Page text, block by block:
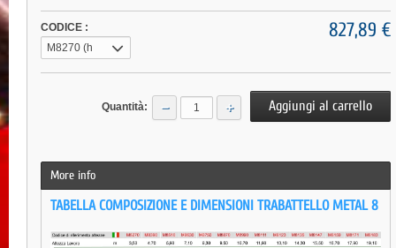
CODICE :
M8270 (h
raggiungibile:
827,89 €
Quantità: − +
More info
TABELLA COMPOSIZIONE E DIMENSIONI TRABATTELLO METAL 8